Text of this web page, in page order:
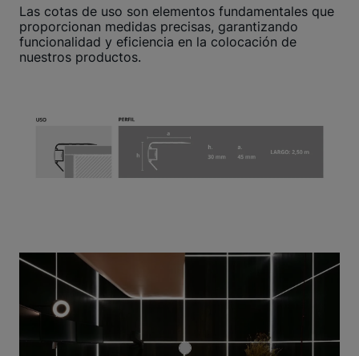
Las cotas de uso son elementos fundamentales que
proporcionan medidas precisas, garantizando
funcionalidad y eficiencia en la colocación de
nuestros productos.